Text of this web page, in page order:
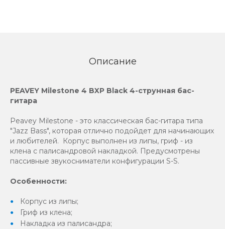
Описание
PEAVEY Milestone 4 BXP Black 4-струнная бас-
гитара
Peavey Milestone - это классическая бас-гитара типа
"Jazz Bass", которая отлично подойдет для начинающих
и любителей. Корпус выполнен из липы, гриф - из
клена с палисандровой накладкой. Предусмотрены
пассивные звукосниматели конфигурации S-S.
Особенности:
Корпус из липы;
Гриф из клена;
Накладка из палисандра;